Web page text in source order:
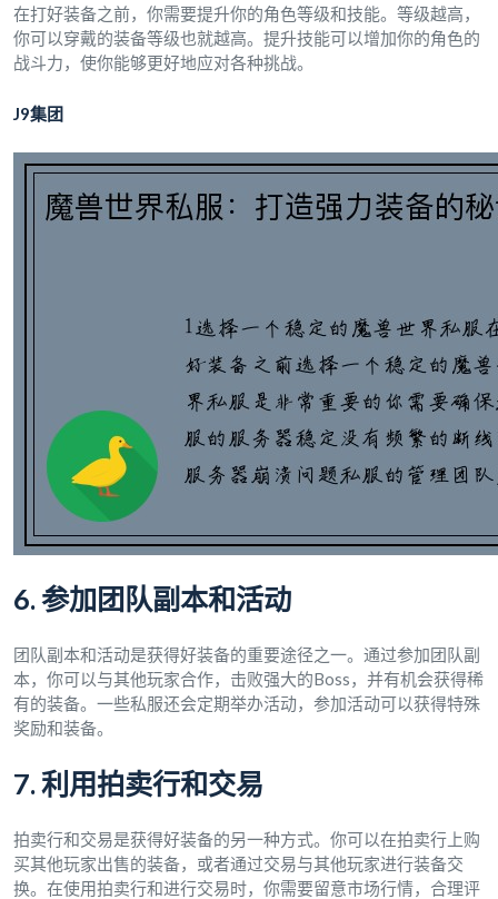
在打好装备之前，你需要提升你的角色等级和技能。等级越高，
你可以穿戴的装备等级也就越高。提升技能可以增加你的角色的
战斗力，使你能够更好地应对各种挑战。
J9集团
6. 参加团队副本和活动
团队副本和活动是获得好装备的重要途径之一。通过参加团队副
本，你可以与其他玩家合作，击败强大的Boss，并有机会获得稀
有的装备。一些私服还会定期举办活动，参加活动可以获得特殊
奖励和装备。
7. 利用拍卖行和交易
拍卖行和交易是获得好装备的另一种方式。你可以在拍卖行上购
买其他玩家出售的装备，或者通过交易与其他玩家进行装备交
换。在使用拍卖行和进行交易时，你需要留意市场行情，合理评